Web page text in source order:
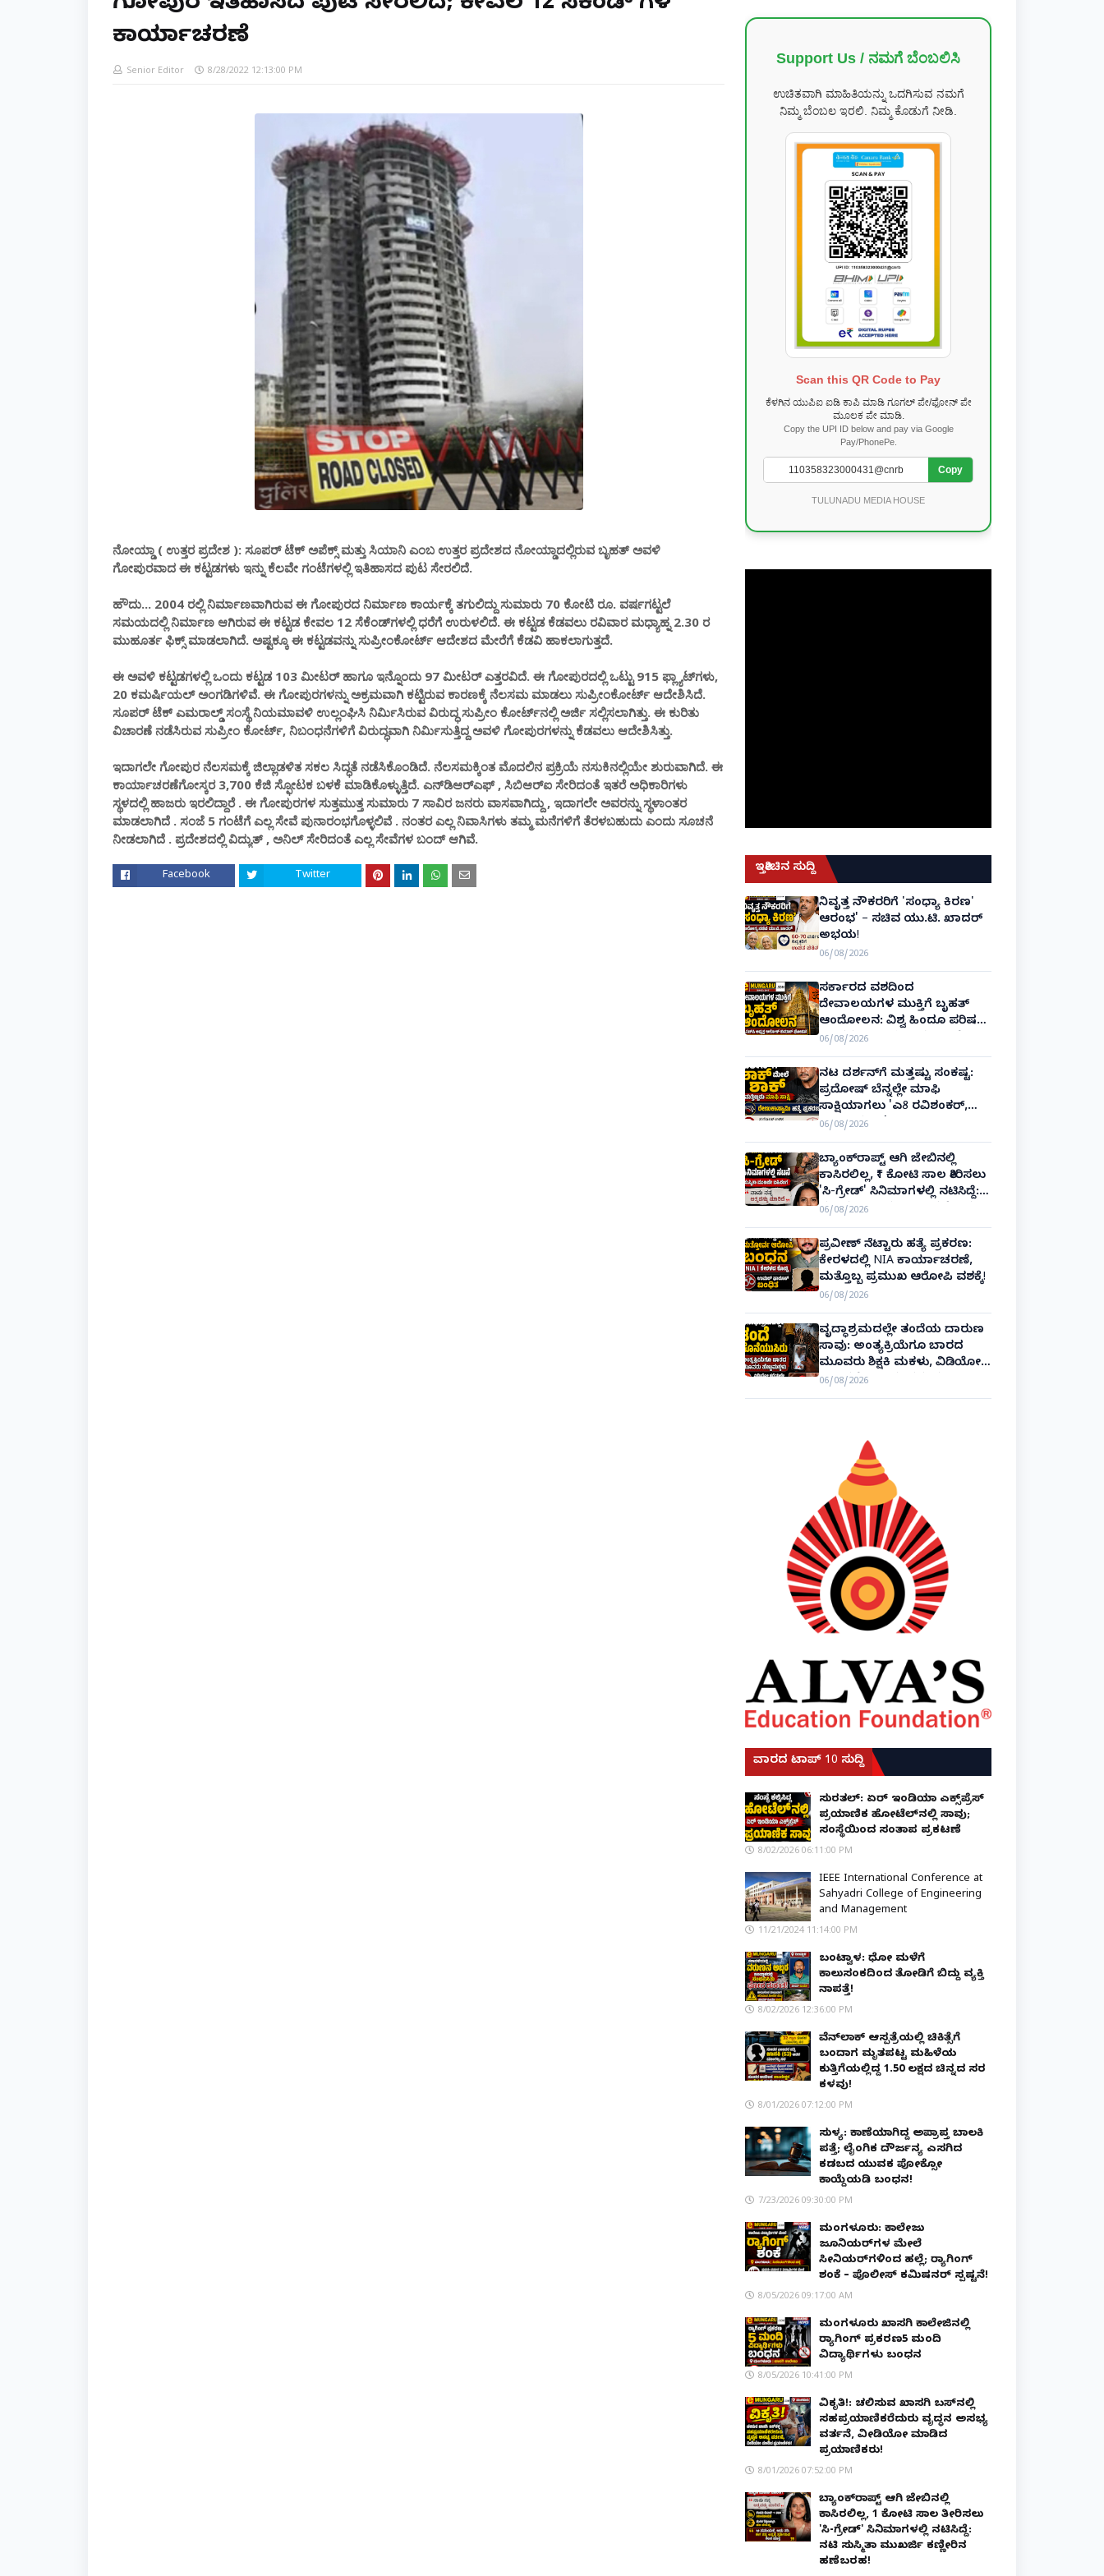
ಕಾರ್ಯಾಚರಣೆ
Senior Editor 8/28/2022 12:13:00 PM
ನೋಯ್ಡಾ ( ಉತ್ತರ ಪ್ರದೇಶ ): ಸೂಪರ್ ಟೆಕ್ ಅಪೆಕ್ಸ್ ಮತ್ತು ಸಿಯಾನಿ ಎಂಬ ಉತ್ತರ ಪ್ರದೇಶದ ನೋಯ್ಡಾದಲ್ಲಿರುವ ಬೃಹತ್ ಅವಳಿ
ಗೋಪುರವಾದ ಈ ಕಟ್ಟಡಗಳು ಇನ್ನು ಕೆಲವೇ ಗಂಟೆಗಳಲ್ಲಿ ಇತಿಹಾಸದ ಪುಟ ಸೇರಲಿದೆ.
ಹೌದು... 2004 ರಲ್ಲಿ ನಿರ್ಮಾಣವಾಗಿರುವ ಈ ಗೋಪುರದ ನಿರ್ಮಾಣ ಕಾರ್ಯಕ್ಕೆ ತಗುಲಿದ್ದು ಸುಮಾರು 70 ಕೋಟಿ ರೂ. ವರ್ಷಗಟ್ಟಲೆ
ಸಮಯದಲ್ಲಿ ನಿರ್ಮಾಣ ಆಗಿರುವ ಈ ಕಟ್ಟಡ ಕೇವಲ 12 ಸೆಕೆಂಡ್‌ಗಳಲ್ಲಿ ಧರೆಗೆ ಉರುಳಲಿದೆ. ಈ ಕಟ್ಟಡ ಕೆಡವಲು ರವಿವಾರ ಮಧ್ಯಾಹ್ನ 2.30 ರ
ಮುಹೂರ್ತ ಫಿಕ್ಸ್ ಮಾಡಲಾಗಿದೆ. ಅಷ್ಟಕ್ಕೂ ಈ ಕಟ್ಟಡವನ್ನು ಸುಪ್ರೀಂಕೋರ್ಟ್ ಆದೇಶದ ಮೇರೆಗೆ ಕೆಡವಿ ಹಾಕಲಾಗುತ್ತದೆ.
ಈ ಅವಳಿ ಕಟ್ಟಡಗಳಲ್ಲಿ ಒಂದು ಕಟ್ಟಡ 103 ಮೀಟರ್ ಹಾಗೂ ಇನ್ನೊಂದು 97 ಮೀಟರ್ ಎತ್ತರವಿದೆ. ಈ ಗೋಪುರದಲ್ಲಿ ಒಟ್ಟು 915 ಫ್ಲ್ಯಾಟ್‌ಗಳು,
20 ಕಮರ್ಷಿಯಲ್ ಅಂಗಡಿಗಳಿವೆ. ಈ ಗೋಪುರಗಳನ್ನು ಅಕ್ರಮವಾಗಿ ಕಟ್ಟಿರುವ ಕಾರಣಕ್ಕೆ ನೆಲಸಮ ಮಾಡಲು ಸುಪ್ರೀಂಕೋರ್ಟ್ ಆದೇಶಿಸಿದೆ.
ಸೂಪರ್ ಟೆಕ್ ಎಮರಾಲ್ಡ್ ಸಂಸ್ಥೆ ನಿಯಮಾವಳಿ ಉಲ್ಲಂಘಿಸಿ ನಿರ್ಮಿಸಿರುವ ವಿರುದ್ಧ ಸುಪ್ರೀಂ ಕೋರ್ಟ್‌ನಲ್ಲಿ ಅರ್ಜಿ ಸಲ್ಲಿಸಲಾಗಿತ್ತು. ಈ ಕುರಿತು
ವಿಚಾರಣೆ ನಡೆಸಿರುವ ಸುಪ್ರೀಂ ಕೋರ್ಟ್, ನಿಬಂಧನೆಗಳಿಗೆ ವಿರುದ್ಧವಾಗಿ ನಿರ್ಮಿಸುತ್ತಿದ್ದ ಅವಳಿ ಗೋಪುರಗಳನ್ನು ಕೆಡವಲು ಆದೇಶಿಸಿತ್ತು.
ಇದಾಗಲೇ ಗೋಪುರ ನೆಲಸಮಕ್ಕೆ ಜಿಲ್ಲಾಡಳಿತ ಸಕಲ ಸಿದ್ಧತೆ ನಡೆಸಿಕೊಂಡಿದೆ. ನೆಲಸಮಕ್ಕಿಂತ ಮೊದಲಿನ ಪ್ರಕ್ರಿಯೆ ನಸುಕಿನಲ್ಲಿಯೇ ಶುರುವಾಗಿದೆ. ಈ
ಕಾರ್ಯಾಚರಣೆಗೋಸ್ಕರ 3,700 ಕೆಜಿ ಸ್ಫೋಟಕ ಬಳಕೆ ಮಾಡಿಕೊಳ್ಳುತ್ತಿದೆ. ಎನ್‌ಡಿಆರ್‌ಎಫ್ , ಸಿಬಿಆರ್‌ಐ ಸೇರಿದಂತೆ ಇತರೆ ಅಧಿಕಾರಿಗಳು
ಸ್ಥಳದಲ್ಲಿ ಹಾಜರು ಇರಲಿದ್ದಾರೆ . ಈ ಗೋಪುರಗಳ ಸುತ್ತಮುತ್ತ ಸುಮಾರು 7 ಸಾವಿರ ಜನರು ವಾಸವಾಗಿದ್ದು , ಇದಾಗಲೇ ಅವರನ್ನು ಸ್ಥಳಾಂತರ
ಮಾಡಲಾಗಿದೆ . ಸಂಜೆ 5 ಗಂಟೆಗೆ ಎಲ್ಲ ಸೇವೆ ಪುನಾರಂಭಗೊಳ್ಳಲಿವೆ . ನಂತರ ಎಲ್ಲ ನಿವಾಸಿಗಳು ತಮ್ಮ ಮನೆಗಳಿಗೆ ತೆರಳಬಹುದು ಎಂದು ಸೂಚನೆ
ನೀಡಲಾಗಿದೆ . ಪ್ರದೇಶದಲ್ಲಿ ವಿದ್ಯುತ್ , ಅನಿಲ್ ಸೇರಿದಂತೆ ಎಲ್ಲ ಸೇವೆಗಳ ಬಂದ್ ಆಗಿವೆ.
Facebook Twitter
Support Us / ನಮಗೆ ಬೆಂಬಲಿಸಿ
ಉಚಿತವಾಗಿ ಮಾಹಿತಿಯನ್ನು ಒದಗಿಸುವ ನಮಗೆ
ನಿಮ್ಮ ಬೆಂಬಲ ಇರಲಿ. ನಿಮ್ಮ ಕೊಡುಗೆ ನೀಡಿ.
Scan this QR Code to Pay
ಕೆಳಗಿನ ಯುಪಿಐ ಐಡಿ ಕಾಪಿ ಮಾಡಿ ಗೂಗಲ್ ಪೇ/ಫೋನ್ ಪೇ
ಮೂಲಕ ಪೇ ಮಾಡಿ.
Copy the UPI ID below and pay via Google
Pay/PhonePe.
Copy
TULUNADU MEDIA HOUSE
ಇತ್ತೀಚಿನ ಸುದ್ದಿ
ನಿವೃತ್ತ ನೌಕರರಿಗೆ 'ಸಂಧ್ಯಾ ಕಿರಣ'
ಆರಂಭ' – ಸಚಿವ ಯು.ಟಿ. ಖಾದರ್
ಅಭಯ!
06/08/2026
ಸರ್ಕಾರದ ವಶದಿಂದ
ದೇವಾಲಯಗಳ ಮುಕ್ತಿಗೆ ಬೃಹತ್
ಆಂದೋಲನ: ವಿಶ್ವ ಹಿಂದೂ ಪರಿಷತ್
ಅಂತರರಾಷ್ಟ್ರೀಯ ಅಧ್ಯಕ್ಷ ಅಲೋಕ್
ಕುಮಾರ್ ಘೋಷಣೆ!
06/08/2026
ನಟ ದರ್ಶನ್‌ಗೆ ಮತ್ತಷ್ಟು ಸಂಕಷ್ಟ:
ಪ್ರದೋಷ್ ಬೆನ್ನಲ್ಲೇ ಮಾಫಿ
ಸಾಕ್ಷಿಯಾಗಲು 'ಎ8 ರವಿಶಂಕರ್,
ಎ10 ವಿನಯ್' ಅರ್ಜಿ!
06/08/2026
ಬ್ಯಾಂಕ್‌ರಾಪ್ಟ್‌ ಆಗಿ ಜೇಬಿನಲ್ಲಿ
ಕಾಸಿರಲಿಲ್ಲ, ₹1 ಕೋಟಿ ಸಾಲ ತೀರಿಸಲು
'ಸಿ-ಗ್ರೇಡ್' ಸಿನಿಮಾಗಳಲ್ಲಿ ನಟಿಸಿದ್ದೆ:
ನಟಿ ಸುಸ್ಮಿತಾ ಮುಖರ್ಜಿ ಕಣ್ಣೀರಿನ
ಹಣೆಬರಹ!
06/08/2026
ಪ್ರವೀಣ್ ನೆಟ್ಟಾರು ಹತ್ಯೆ ಪ್ರಕರಣ:
ಕೇರಳದಲ್ಲಿ NIA ಕಾರ್ಯಾಚರಣೆ,
ಮತ್ತೊಬ್ಬ ಪ್ರಮುಖ ಆರೋಪಿ ವಶಕ್ಕೆ!
06/08/2026
ವೃದ್ಧಾಶ್ರಮದಲ್ಲೇ ತಂದೆಯ ದಾರುಣ
ಸಾವು: ಅಂತ್ಯಕ್ರಿಯೆಗೂ ಬಾರದ
ಮೂವರು ಶಿಕ್ಷಕಿ ಮಕಳು, ವಿಡಿಯೋ
ಕಾಲಿನಲ್ಲೇ ಅಂತಿಮ ದರ್ಶನ!
06/08/2026
ವಾರದ ಟಾಪ್ 10 ಸುದ್ದಿ
ಸುರತ್ಕಲ್: ಏರ್ ಇಂಡಿಯಾ ಎಕ್ಸ್‌ಪ್ರೆಸ್
ಪ್ರಯಾಣಿಕ ಹೋಟೆಲ್‌ನಲ್ಲಿ ಸಾವು;
ಸಂಸ್ಥೆಯಿಂದ ಸಂತಾಪ ಪ್ರಕಟಣೆ
8/02/2026 06:11:00 PM
IEEE International Conference at
Sahyadri College of Engineering
and Management
11/21/2024 11:14:00 PM
ಬಂಟ್ವಾಳ: ಧೋ ಮಳೆಗೆ
ಕಾಲುಸಂಕದಿಂದ ತೋಡಿಗೆ ಬಿದ್ದು ವ್ಯಕ್ತಿ
ನಾಪತ್ತೆ!
8/02/2026 12:36:00 PM
ವೆನ್‌ಲಾಕ್ ಆಸ್ಪತ್ರೆಯಲ್ಲಿ ಚಿಕಿತ್ಸೆಗೆ
ಬಂದಾಗ ಮೃತಪಟ್ಟ ಮಹಿಳೆಯ
ಕುತ್ತಿಗೆಯಲ್ಲಿದ್ದ ₹1.50 ಲಕ್ಷದ ಚಿನ್ನದ ಸರ
ಕಳವು!
8/01/2026 07:12:00 PM
ಸುಳ್ಯ: ಕಾಣೆಯಾಗಿದ್ದ ಅಪ್ರಾಪ್ತ ಬಾಲಕಿ
ಪತ್ತೆ; ಲೈಂಗಿಕ ದೌರ್ಜನ್ಯ ಎಸಗಿದ
ಕಡಬದ ಯುವಕ ಪೋಕ್ಸೋ
ಕಾಯ್ದೆಯಡಿ ಬಂಧನ!
7/23/2026 09:30:00 PM
ಮಂಗಳೂರು: ಕಾಲೇಜು
ಜೂನಿಯರ್‌ಗಳ ಮೇಲೆ
ಸೀನಿಯರ್‌ಗಳಿಂದ ಹಲ್ಲೆ; ರ‌್ಯಾಗಿಂಗ್
ಶಂಕೆ – ಪೊಲೀಸ್ ಕಮಿಷನರ್ ಸ್ಪಷ್ಟನೆ!
8/05/2026 09:17:00 AM
ಮಂಗಳೂರು ಖಾಸಗಿ ಕಾಲೇಜಿನಲ್ಲಿ
ರ‌್ಯಾಗಿಂಗ್ ಪ್ರಕರಣ5 ಮಂದಿ
ವಿದ್ಯಾರ್ಥಿಗಳು ಬಂಧನ
8/05/2026 10:41:00 PM
ವಿಕೃತಿ!: ಚಲಿಸುವ ಖಾಸಗಿ ಬಸ್‌ನಲ್ಲಿ
ಸಹಪ್ರಯಾಣಿಕರೆದುರು ವೃದ್ಧನ ಅಸಭ್ಯ
ವರ್ತನೆ, ವೀಡಿಯೋ ಮಾಡಿದ
ಪ್ರಯಾಣಿಕರು!
8/01/2026 07:52:00 PM
ಬ್ಯಾಂಕ್‌ರಾಪ್ಟ್‌ ಆಗಿ ಜೇಬಿನಲ್ಲಿ
ಕಾಸಿರಲಿಲ್ಲ, ₹1 ಕೋಟಿ ಸಾಲ ತೀರಿಸಲು
'ಸಿ-ಗ್ರೇಡ್' ಸಿನಿಮಾಗಳಲ್ಲಿ ನಟಿಸಿದ್ದೆ:
ನಟಿ ಸುಸ್ಮಿತಾ ಮುಖರ್ಜಿ ಕಣ್ಣೀರಿನ
ಹಣೆಬರಹ!